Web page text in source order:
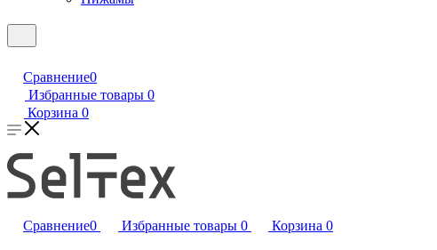
Сравнение0
Избранные товары 0
Корзина 0
Сравнение0 Избранные товары 0 Корзина 0